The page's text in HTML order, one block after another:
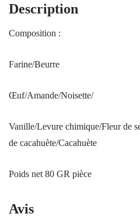
Description
Composition :
Farine/Beurre
Œuf/Amande/Noisette/
Vanille/Levure chimique/Fleur de
de cacahuète/Cacahuète
Poids net 80 GR pièce
Avis